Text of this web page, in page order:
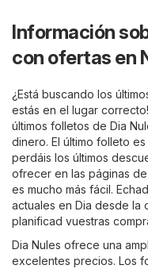
Información
con ofertas en
¿Está buscando los
estás en el lugar
últimos folletos de Dia
dinero. El último folleto
perdáis los últimos
ofrecer en las páginas
es mucho más fácil.
actuales en Dia desde
planificad vuestras
Dia Nules ofrece una
excelentes precios. Los